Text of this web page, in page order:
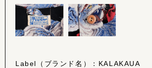
Label（ブランド名）：KALAKAUA